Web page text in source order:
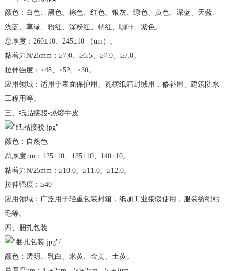
颜色：白色、黑色、棕色、红色、银灰、绿色、黄色、深蓝、天蓝、
浅蓝、草绿、粉红、深粉红、橘红、咖啡、紫色。
总厚度：260±10、245±10 （um）。
粘着力N/25mm：≥7.0、≥6.5、≥7.0、≥7.0。
拉伸强度：≥48、≥52、≥30。
应用领域：适用于表面保护用、瓦楞纸箱封缄用，修补用、建筑防水
工程用等。
三、纸品接驳-热熔牛皮
颜色：自然色
总厚度um：125±10、135±10、140±10。
粘着力N/25mm：≥10.0、≥11.0、≥12.0。
拉伸强度：≥40
应用领域：广泛用于轻重包装封箱，纸加工业接驳使用，服装纺织粘
毛等。
四、捆扎包装
颜色：透明、乳白、米黄、金黄、土黄。